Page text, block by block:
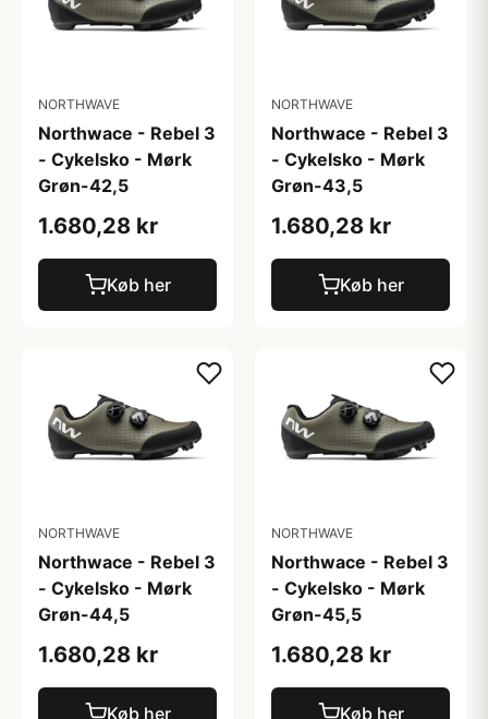
NORTHWAVE
Northwace - Rebel 3
- Cykelsko - Mørk
Grøn-42,5
1.680,28 kr
Køb her
NORTHWAVE
Northwace - Rebel 3
- Cykelsko - Mørk
Grøn-43,5
1.680,28 kr
Køb her
NORTHWAVE
Northwace - Rebel 3
- Cykelsko - Mørk
Grøn-44,5
1.680,28 kr
Køb her
NORTHWAVE
Northwace - Rebel 3
- Cykelsko - Mørk
Grøn-45,5
1.680,28 kr
Køb her